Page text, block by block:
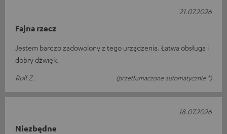
Fajna rzecz
Jestem bardzo zadowolony z tego urządzenia. Łatwa obsługa i
dobry dźwięk.
Rolf Z.
(przetłumaczone automatycznie *)
21.07.2026
Niezbędne
18.07.2026